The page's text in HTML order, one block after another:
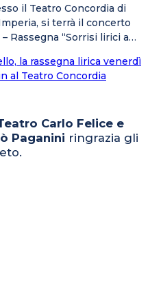
il Teatro Concordia di
si terrà il concerto
Rassegna “Sorrisi lirici a…
la rassegna lirica venerdì
al Teatro Concordia
Carlo Felice e
Paganini ringrazia gli